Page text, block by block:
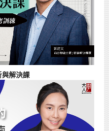
與解決課